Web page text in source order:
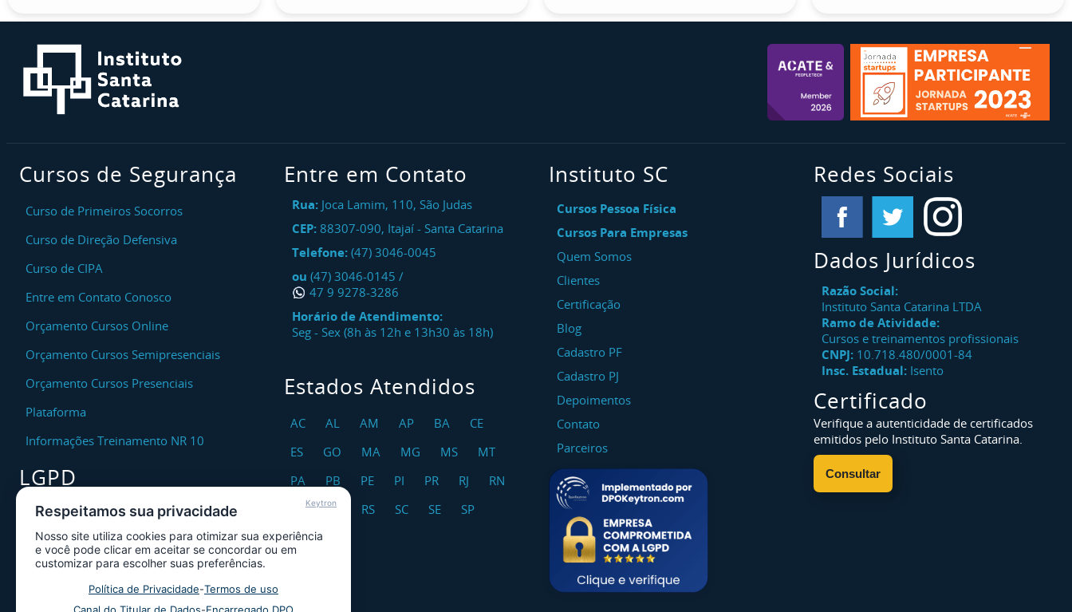
Cursos de Segurança
Curso de Primeiros Socorros
Curso de Direção Defensiva
Curso de CIPA
Entre em Contato Conosco
Orçamento Cursos Online
Orçamento Cursos Semipresenciais
Orçamento Cursos Presenciais
Plataforma
Informações Treinamento NR 10
LGPD
Encarregado DPO
Canal de Atendimento ao Titular dos
Dados
Política de Privacidade
Entre em Contato
Rua: Joca Lamim, 110, São Judas
CEP: 88307-090, Itajaí - Santa Catarina
Telefone: (47) 3046-0045
ou (47) 3046-0145 /
47 9 9278-3286
Horário de Atendimento:
Seg - Sex (8h às 12h e 13h30 às 18h)
Estados Atendidos
AC AL AM AP BA
CE
ES
GO MA MG MS
MT
PA
PB PE PI PR RJ
RN
RO
RR RS SC SE
SP
TO
Instituto SC
Cursos Pessoa Física
Cursos Para Empresas
Quem Somos
Clientes
Certificação
Blog
Cadastro PF
Cadastro PJ
Depoimentos
Contato
Parceiros
Redes Sociais
Dados Jurídicos
Razão Social:
Instituto Santa Catarina LTDA
Ramo de Atividade:
Cursos e treinamentos profissionais
CNPJ: 10.718.480/0001-84
Insc. Estadual: Isento
Certificado
Verifique a autenticidade de certificados
emitidos pelo Instituto Santa Catarina.
Consultar
Keytron
Respeitamos sua privacidade
Nosso site utiliza cookies para otimizar sua experiência
e você pode clicar em aceitar se concordar ou em
customizar para escolher suas preferências.
Política de Privacidade-Termos de uso